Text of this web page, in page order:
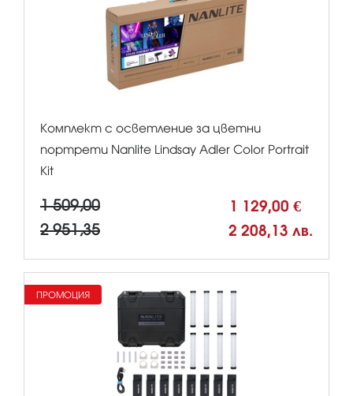
Комплект с осветление за цветни
портрети Nanlite Lindsay Adler Color Portrait
Kit
1 509,00 1 129,00 €
2 951,35 2 208,13 лв.
ПРОМОЦИЯ